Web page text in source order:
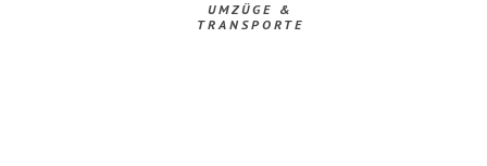
UMZÜGE &
TRANSPORTE